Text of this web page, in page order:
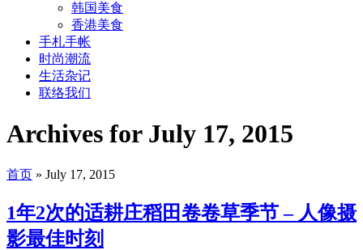
韩国美食
香港美食
手札手帐
时尚潮流
生活杂记
联络我们
Archives for July 17, 2015
首页 » July 17, 2015
1年2次的适耕庄稻田卷卷草季节 – 人像摄
影最佳时刻